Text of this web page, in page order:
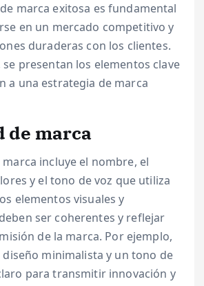
marca exitosa es fundamental
en un mercado competitivo y
duraderas con los clientes.
presentan los elementos clave
a una estrategia de marca
de marca
incluye el nombre, el
y el tono de voz que utiliza
elementos visuales y
ser coherentes y reflejar
de la marca. Por ejemplo,
minimalista y un tono de
para transmitir innovación y